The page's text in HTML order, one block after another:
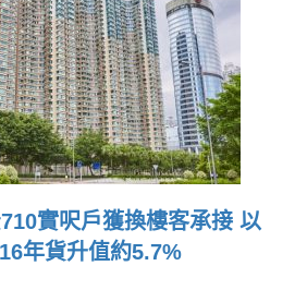
實呎戶獲換樓客承接 以
年貨升值約5.7%